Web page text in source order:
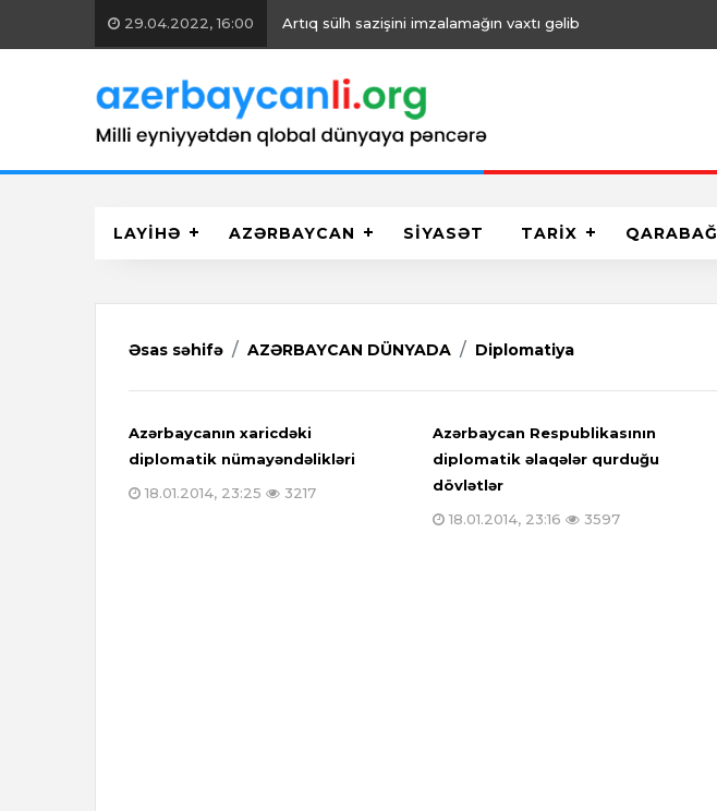
29.04.2022, 16:00 Artıq sülh sazişini imzalamağın vaxtı gəlib
LAYİHƏ AZƏRBAYCAN SİYASƏT TARİX QARABAĞ
Əsas səhifə AZƏRBAYCAN DÜNYADA Diplomatiya
Azərbaycanın xaricdəki
diplomatik nümayəndəlikləri
18.01.2014, 23:25
3217
Azərbaycan Respublikasının
diplomatik əlaqələr qurduğu
dövlətlər
18.01.2014, 23:16
3597